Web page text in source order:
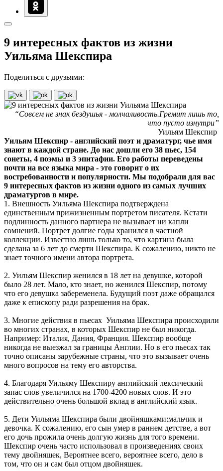
9 интересных фактов из жизни
Уильяма Шекспира
Поделиться с друзьями:
“Совсем не знак бездушья - молчаливость.Гремит лишь то,
что пусто изнутри”
Уильям Шекспир
Уильям Шекспир - английский поэт и драматург, чье имя
знают в каждой стране. До нас дошли его 38 пьес, 154
сонеты, 4 поэмы и 3 эпитафии. Его работы переведены
почти на все языка мира - это говорит о их
востребованности и популярности. Мы подобрали для вас
9 интересных фактов из жизни одного из самых лучших
драматургов в мире.
1. Внешность Уильяма Шекспира подтверждена
единственным прижизненным портретом писателя. Кстати
подлинность данного партнера не вызывает ни капли
сомнений. Портрет долгие годы хранился в частной
коллекции. Известно лишь только то, что картина была
сделана за 6 лет до смерти Шекспира. К сожалению, никто не
знает точного имени автора портрета.
2. Уильям Шекспир женился в 18 лет на девушке, которой
было 28 лет. Мало, кто знает, но женился Шекспир, потому
что его девушка забеременела. Будущий поэт даже обращался
даже к епископу ради разрешения на брак.
3. Многие действия в пьесах Уильяма Шекспира происходили
во многих странах, в которых Шекспир не был никогда.
Например: Италия, Дания, Франция. Шекспир вообще
никогда не выезжал за границы Англии. Но в его пьесах так
точно описаны зарубежные страны, что это вызывает очень
много вопросов на тему его авторства.
4. Благодаря Уильяму Шекспиру английский лексический
запас слов увеличился на 1700-4200 новых слов. И это
действительно очень большой вклад в английский язык.
5. Дети Уильяма Шекспира были двойняшками:мальчик и
девочка. К сожалению, его сын умер в раннем детстве, а вот
его дочь прожила очень долгую жизнь для того времени.
Шекспир очень часто использовал в произведениях своих
тему двойняшек, Вероятнее всего, вероятнее всего, дело в
том, что он и сам был отцом двойняшек.